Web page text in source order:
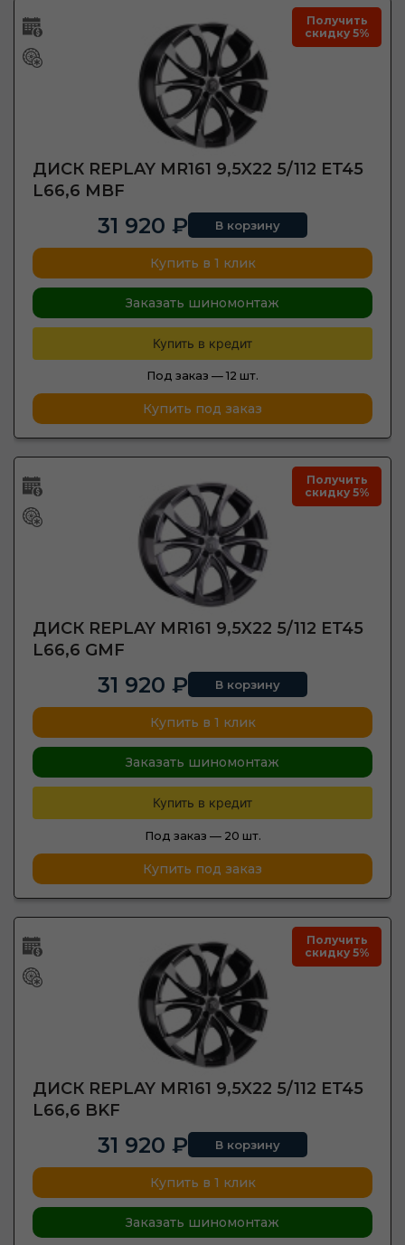
Получить
скидку 5%
ДИСК REPLAY MR161 9,5X22 5/112 ET45
L66,6 MBF
31 920 ₽ В корзину
Купить в 1 клик
Заказать шиномонтаж
Купить в кредит
Под заказ — 12 шт.
Купить под заказ
Получить
скидку 5%
ДИСК REPLAY MR161 9,5X22 5/112 ET45
L66,6 GMF
31 920 ₽ В корзину
Купить в 1 клик
Заказать шиномонтаж
Купить в кредит
Под заказ — 20 шт.
Купить под заказ
Получить
скидку 5%
ДИСК REPLAY MR161 9,5X22 5/112 ET45
L66,6 BKF
31 920 ₽ В корзину
Купить в 1 клик
Заказать шиномонтаж